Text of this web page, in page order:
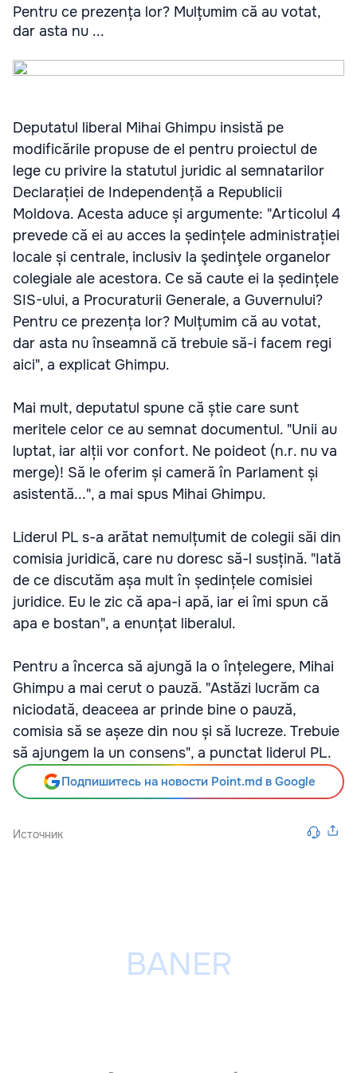
Pentru ce prezența lor? Mulțumim că au votat,
dar asta nu ...
Deputatul liberal Mihai Ghimpu insistă pe
modificările propuse de el pentru proiectul de
lege cu privire la statutul juridic al semnatarilor
Declarației de Independență a Republicii
Moldova. Acesta aduce și argumente: "Articolul 4
prevede că ei au acces la ședințele administrației
locale și centrale, inclusiv la şedinţele organelor
colegiale ale acestora. Ce să caute ei la ședințele
SIS-ului, a Procuraturii Generale, a Guvernului?
Pentru ce prezența lor? Mulțumim că au votat,
dar asta nu înseamnă că trebuie să-i facem regi
aici", a explicat Ghimpu.
Mai mult, deputatul spune că știe care sunt
meritele celor ce au semnat documentul. "Unii au
luptat, iar alții vor confort. Ne poideot (n.r. nu va
merge)! Să le oferim și cameră în Parlament și
asistentă...", a mai spus Mihai Ghimpu.
Liderul PL s-a arătat nemulțumit de colegii săi din
comisia juridică, care nu doresc să-l susțină. "Iată
de ce discutăm așa mult în ședințele comisiei
juridice. Eu le zic că apa-i apă, iar ei îmi spun că
apa e bostan", a enunțat liberalul.
Pentru a încerca să ajungă la o înțelegere, Mihai
Ghimpu a mai cerut o pauză. "Astăzi lucrăm ca
niciodată, deaceea ar prinde bine o pauză,
comisia să se așeze din nou și să lucreze. Trebuie
să ajungem la un consens", a punctat liderul PL.
Подпишитесь на новости Point.md в Google
Источник